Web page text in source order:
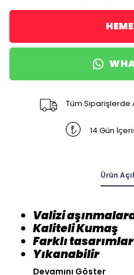
Tüm Siparişlerde
14 Gün
Ürün
Valizi
Kaliteli Kumaş
Farklı tasarımlar
Yıkanabilir
Devamını Göster